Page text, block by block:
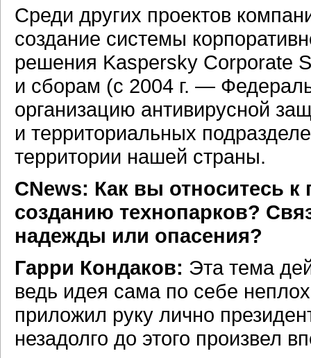
Среди других проектов
создание системы
решения Kaspersky Corporate
и сборам (с 2004 г. —
организацию антивирусной
и территориальных
территории нашей страны.
CNews: Как вы относитесь к
созданию технопарков?
надежды или опасения?
Гарри Кондаков: Эта тема
ведь идея сама по себе
приложил руку лично
незадолго до этого произвел